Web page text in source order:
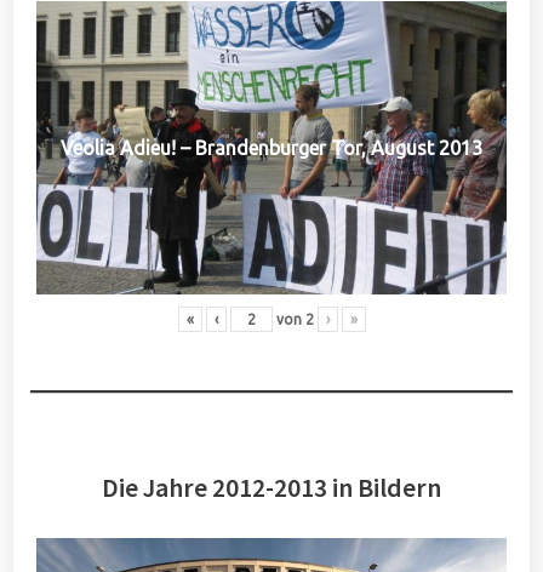
Veolia Adieu! – Brandenburger Tor, August 2013
« ‹ von 2 › »
Die Jahre 2012-2013 in Bildern